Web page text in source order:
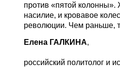
против «пятой колонны».
насилие, и кровавое
революции. Чем раньше,
Елена ГАЛКИНА,
российский политолог и